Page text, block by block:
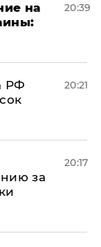
на
20:39
РФ
20:21
за
20:17